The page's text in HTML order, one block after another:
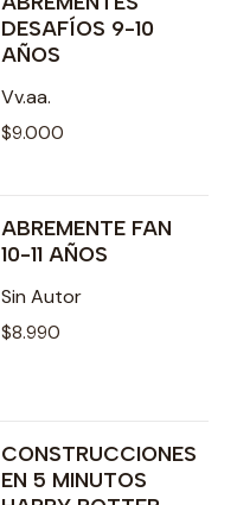
Agotado
DESAFÍOS 9-10
AÑOS
Vv.aa.
$9.000
ABREMENTE FAN
10-11 AÑOS
Sin Autor
$8.990
Agotado
CONSTRUCCIONES
EN 5 MINUTOS